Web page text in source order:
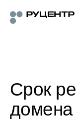
Срок
домена